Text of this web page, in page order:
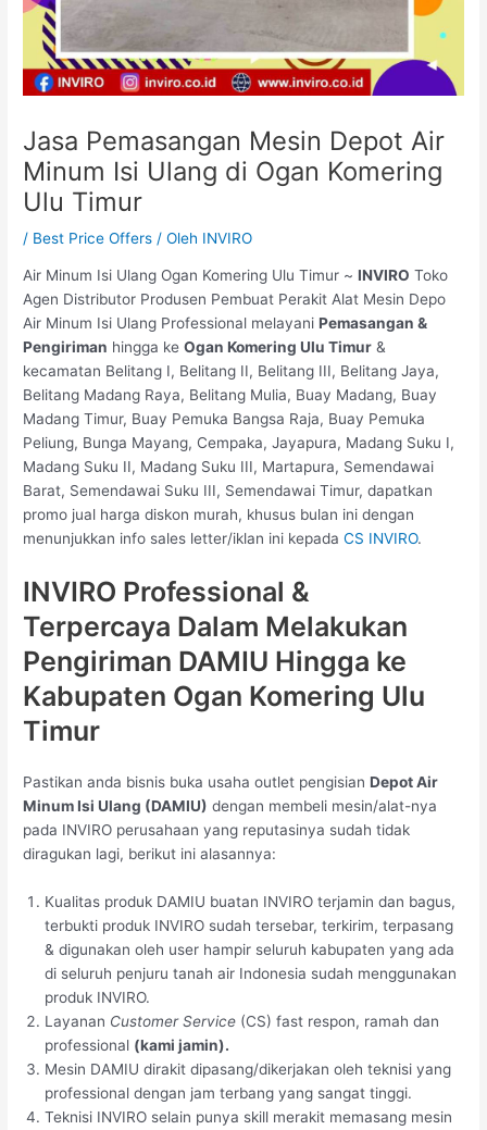
Jasa Pemasangan Mesin Depot Air
Minum Isi Ulang di Ogan Komering
Ulu Timur
/ Best Price Offers / Oleh INVIRO
Air Minum Isi Ulang Ogan Komering Ulu Timur ~INVIRO Toko
Agen Distributor Produsen Pembuat Perakit Alat Mesin Depo
Air Minum Isi Ulang Professional melayaniPemasangan &
Pengiriman hingga keOgan Komering Ulu Timur &
kecamatan Belitang I, Belitang II, Belitang III, Belitang Jaya,
Belitang Madang Raya, Belitang Mulia, Buay Madang, Buay
Madang Timur, Buay Pemuka Bangsa Raja, Buay Pemuka
Peliung, Bunga Mayang, Cempaka, Jayapura, Madang Suku I,
Madang Suku II, Madang Suku III, Martapura, Semendawai
Barat, Semendawai Suku III, Semendawai Timur, dapatkan
promo jual harga diskon murah, khusus bulan ini dengan
menunjukkan info sales letter/iklan ini kepadaCS INVIRO.
INVIRO Professional &
Terpercaya Dalam Melakukan
Pengiriman DAMIU Hingga ke
Kabupaten Ogan Komering Ulu
Timur
Pastikan anda bisnis buka usaha outlet pengisianDepot Air
Minum Isi Ulang (DAMIU) dengan membeli mesin/alat-nya
pada INVIRO perusahaan yang reputasinya sudah tidak
diragukan lagi, berikut ini alasannya:
Kualitas produk DAMIU buatan INVIRO terjamin dan bagus,
terbukti produk INVIRO sudah tersebar, terkirim, terpasang
& digunakan oleh user hampir seluruh kabupaten yang ada
di seluruh penjuru tanah air Indonesia sudah menggunakan
produk INVIRO.
Layanan Customer Service (CS) fast respon, ramah dan
professional (kami jamin).
Mesin DAMIU dirakit dipasang/dikerjakan oleh teknisi yang
professional dengan jam terbang yang sangat tinggi.
Teknisi INVIRO selain punya skill merakit memasang mesin